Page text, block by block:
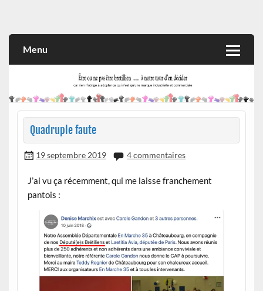
et commerciale
Menu
Quadruple faute
19 septembre 2019 4 commentaires
J’ai vu ça récemment, qui me laisse franchement
pantois :